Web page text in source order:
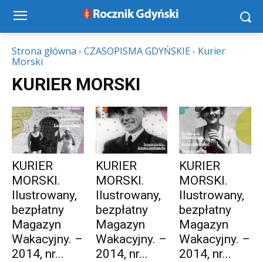
Strona główna CZASOPISMA GDYŃSKIE
Kurier
Morski
KURIER MORSKI
KURIER
MORSKI.
Ilustrowany,
bezpłatny
Magazyn
Wakacyjny. –
2014, nr...
KURIER
MORSKI.
Ilustrowany,
bezpłatny
Magazyn
Wakacyjny. –
2014, nr...
KURIER
MORSKI.
Ilustrowany,
bezpłatny
Magazyn
Wakacyjny. –
2014, nr...